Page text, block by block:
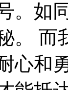
。如
。 而
心和